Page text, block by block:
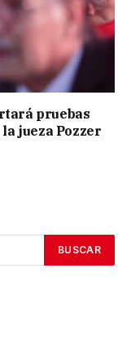
pruebas
jueza Pozzer